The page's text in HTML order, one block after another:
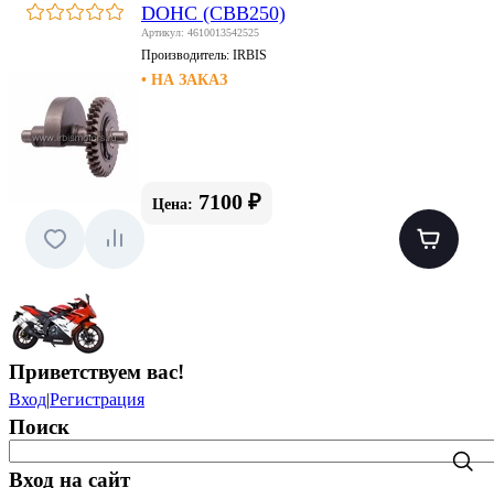
DOHC (CBB250)
Артикул: 4610013542525
Производитель: IRBIS
• НА ЗАКАЗ
Цена: 7100 ₽
Приветствуем вас!
Вход|Регистрация
Поиск
Вход на сайт